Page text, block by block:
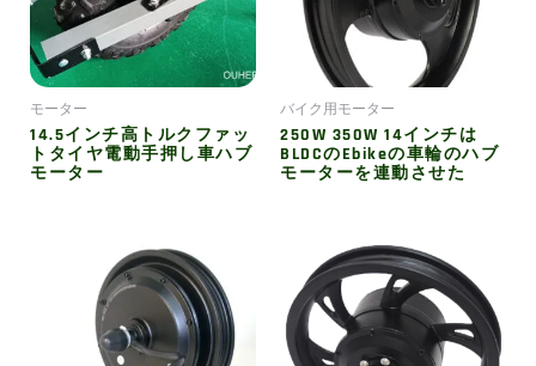
モーター
14.5インチ高トルクファッ
トタイヤ電動手押し車ハブ
モーター
バイク用モーター
250W 350W 14インチは
BLDCのebikeの車輪のハブ
モーターを連動させた